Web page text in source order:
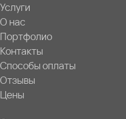
Услуги
О нас
Портфолио
Контакты
Способы оплаты
Отзывы
Цены